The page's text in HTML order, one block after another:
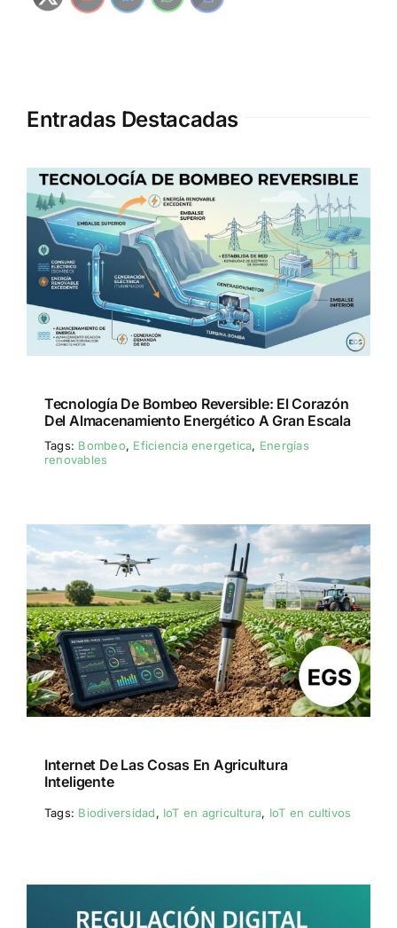
Entradas Destacadas
Tecnología De Bombeo Reversible: El Corazón
Del Almacenamiento Energético A Gran Escala
Tags: Bombeo, Eficiencia energetica, Energías
renovables
Internet De Las Cosas En Agricultura
Inteligente
Tags: Biodiversidad, IoT en agricultura, IoT en cultivos